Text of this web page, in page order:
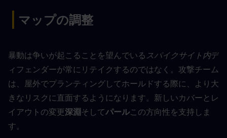
| マップの調整
暴動は争いが起こることを望んでいるスパイクサイト内デ
ィフェンダーが常にリテイクするのではなく。攻撃チーム
は、屋外でプランティングしてホールドする際に、より大
きなリスクに直面するようになります。新しいカバーとレ
イアウトの変更深淵そしてパールこの方向性を支持しま
す。